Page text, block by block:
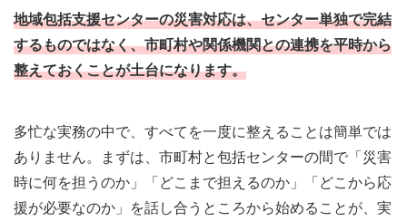
地域包括支援センターの災害対応は、センター単独で完結
するものではなく、市町村や関係機関との連携を平時から
整えておくことが土台になります。
多忙な実務の中で、すべてを一度に整えることは簡単では
ありません。まずは、市町村と包括センターの間で「災害
時に何を担うのか」「どこまで担えるのか」「どこから応
援が必要なのか」を話し合うところから始めることが、実